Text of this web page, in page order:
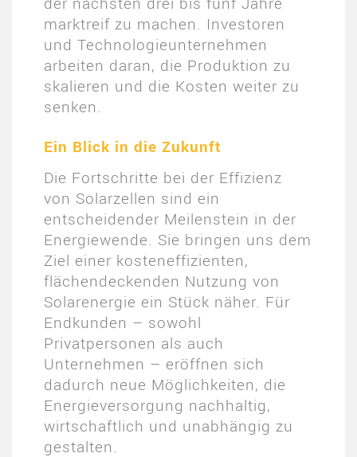
marktreif zu machen. Investoren
und Technologieunternehmen
arbeiten daran, die Produktion zu
skalieren und die Kosten weiter zu
senken.
Ein Blick in die Zukunft
Die Fortschritte bei der Effizienz
von Solarzellen sind ein
entscheidender Meilenstein in der
Energiewende. Sie bringen uns dem
Ziel einer kosteneffizienten,
flächendeckenden Nutzung von
Solarenergie ein Stück näher. Für
Endkunden – sowohl
Privatpersonen als auch
Unternehmen – eröffnen sich
dadurch neue Möglichkeiten, die
Energieversorgung nachhaltig,
wirtschaftlich und unabhängig zu
gestalten.